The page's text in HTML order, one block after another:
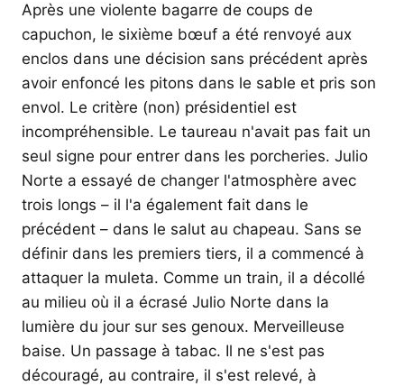
Après une violente bagarre de coups de
capuchon, le sixième bœuf a été renvoyé aux
enclos dans une décision sans précédent après
avoir enfoncé les pitons dans le sable et pris son
envol. Le critère (non) présidentiel est
incompréhensible. Le taureau n'avait pas fait un
seul signe pour entrer dans les porcheries. Julio
Norte a essayé de changer l'atmosphère avec
trois longs – il l'a également fait dans le
précédent – dans le salut au chapeau. Sans se
définir dans les premiers tiers, il a commencé à
attaquer la muleta. Comme un train, il a décollé
au milieu où il a écrasé Julio Norte dans la
lumière du jour sur ses genoux. Merveilleuse
baise. Un passage à tabac. Il ne s'est pas
découragé, au contraire, il s'est relevé, à